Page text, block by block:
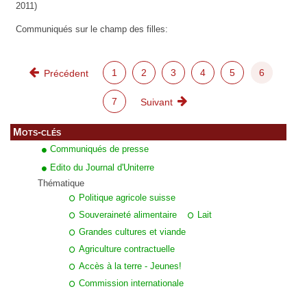
2011)
Communiqués sur le champ des filles:
← Précédent 1 2 3 4 5 6
7 Suivant →
Mots-clés
Communiqués de presse
Edito du Journal d'Uniterre
Thématique
Politique agricole suisse
Souveraineté alimentaire
Lait
Grandes cultures et viande
Agriculture contractuelle
Accès à la terre - Jeunes!
Commission internationale